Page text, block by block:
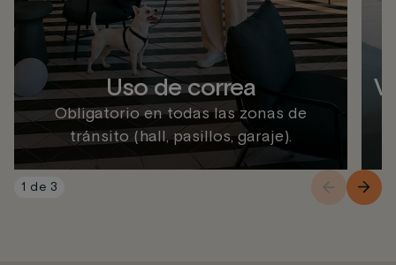
Uso de correa
Obligatorio en todas las zonas de
tránsito (hall, pasillos, garaje).
1 de 3